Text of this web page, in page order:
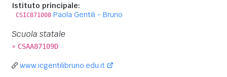
Istituto principale:
CSIC871008 Paola Gentili - Bruno
Scuola statale
» CSAA87109D
www.icgentilibruno.edu.it